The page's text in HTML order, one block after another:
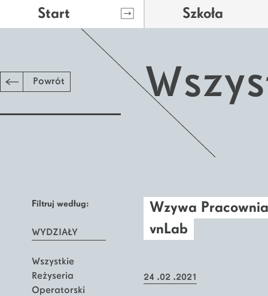
Start Szkoła
Powrót
Filtruj według:
WYDZIAŁY
Wszystkie
Reżyseria
Operatorski
Wzywa
vnLab
24 .02 .2021